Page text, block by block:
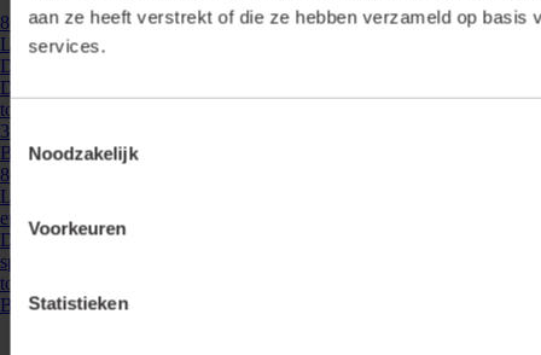
aan ze heeft verstrekt of die ze hebben verzameld op basis
services.
Noodzakelijk
Voorkeuren
Statistieken
860009- LD-CC-DALI-38
Lumiko led driver IP20 constante stroom 300-1050 mA, 38W,
DALI2/puls | 860009
Deze led driver werkt op constante stroom en is instelbaar van 300mA
tot 1050mA in stappen van 50mA. Met een maximaal vermogen van
38W biedt deze driver voldoende ...
Bekijken
860052
Lumiko mini led driver dimbaar 10W-350mA met externe aansluitbox
en dubbelvoudige plug and play connectorbox | 860052
Dimbare minidriver voor het snel en eenvoudig aansluiten van Lumiko
spots. Door het kleine formaat van deze driver is deze vrijwel overal
toepasbaar. De driver past ...
Bekijken